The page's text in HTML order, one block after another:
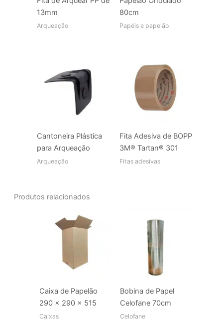
13mm
Arqueação
80cm
Papéis e papelão
Cantoneira Plástica
para Arqueação
Arqueação
Fita Adesiva de BOPP
3M® Tartan® 301
Fitas adesivas
Produtos relacionados
Caixa de Papelão
290 x 290 x 515
Caixas
Bobina de Papel
Celofane 70cm
Celofane